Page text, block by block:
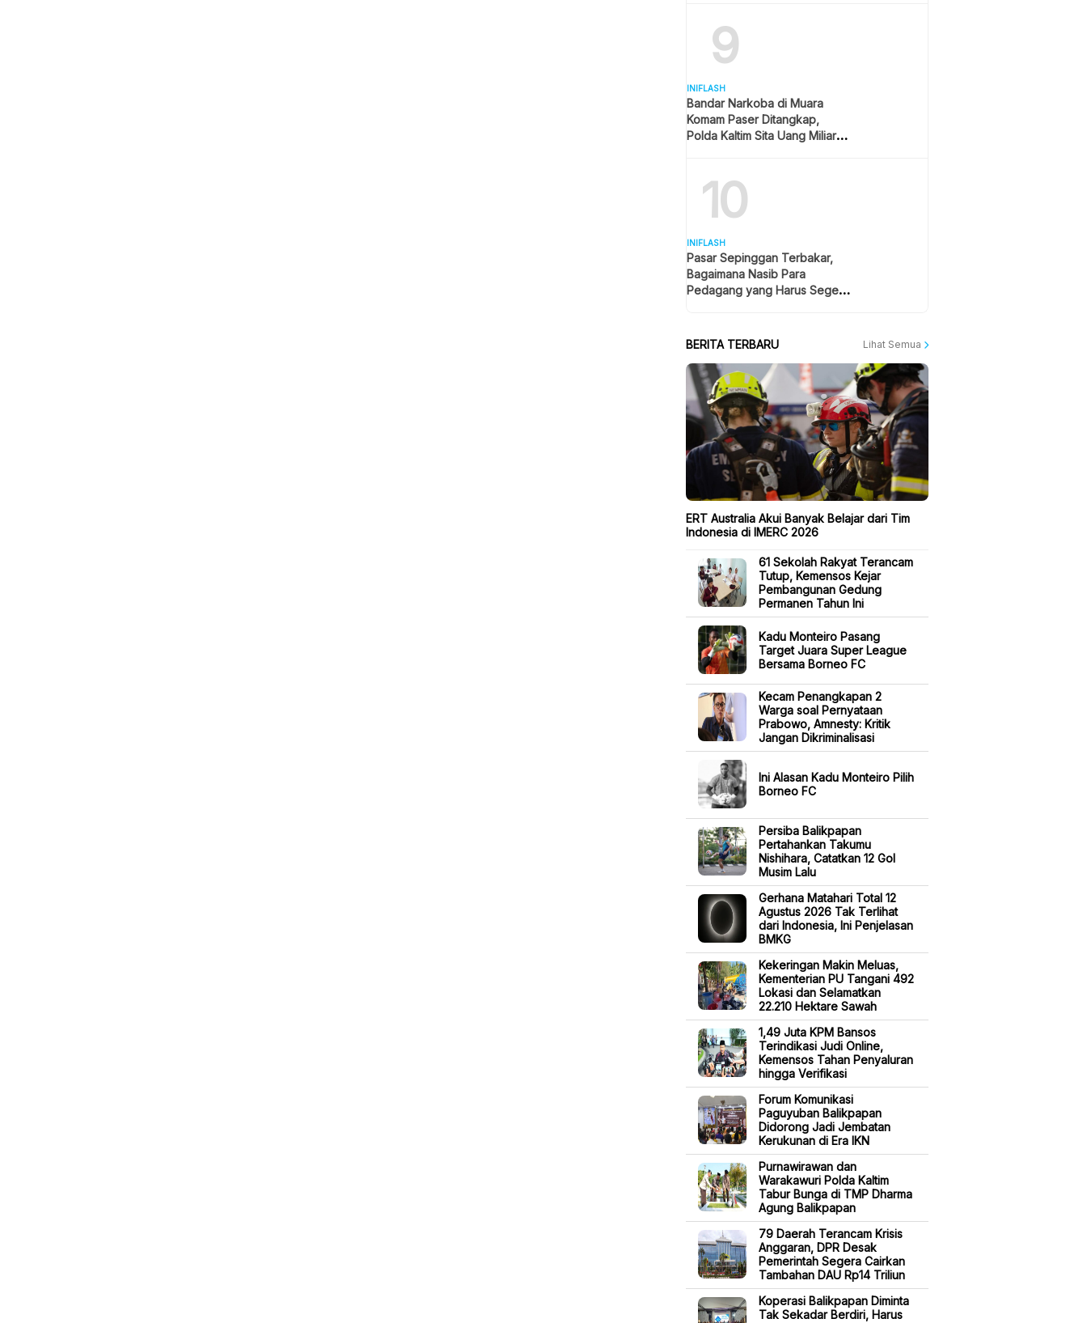
9
INIFLASH
Bandar Narkoba di Muara
Komam Paser Ditangkap,
Polda Kaltim Sita Uang Miliaran
10
INIFLASH
Pasar Sepinggan Terbakar,
Bagaimana Nasib Para
Pedagang yang Harus Segera
BERITA TERBARU Lihat Semua
ERT Australia Akui Banyak Belajar dari Tim
Indonesia di IMERC 2026
61 Sekolah Rakyat Terancam
Tutup, Kemensos Kejar
Pembangunan Gedung
Permanen Tahun Ini
Kadu Monteiro Pasang
Target Juara Super League
Bersama Borneo FC
Kecam Penangkapan 2
Warga soal Pernyataan
Prabowo, Amnesty: Kritik
Jangan Dikriminalisasi
Ini Alasan Kadu Monteiro Pilih
Borneo FC
Persiba Balikpapan
Pertahankan Takumu
Nishihara, Catatkan 12 Gol
Musim Lalu
Gerhana Matahari Total 12
Agustus 2026 Tak Terlihat
dari Indonesia, Ini Penjelasan
BMKG
Kekeringan Makin Meluas,
Kementerian PU Tangani 492
Lokasi dan Selamatkan
22.210 Hektare Sawah
1,49 Juta KPM Bansos
Terindikasi Judi Online,
Kemensos Tahan Penyaluran
hingga Verifikasi
Forum Komunikasi
Paguyuban Balikpapan
Didorong Jadi Jembatan
Kerukunan di Era IKN
Purnawirawan dan
Warakawuri Polda Kaltim
Tabur Bunga di TMP Dharma
Agung Balikpapan
79 Daerah Terancam Krisis
Anggaran, DPR Desak
Pemerintah Segera Cairkan
Tambahan DAU Rp14 Triliun
Koperasi Balikpapan Diminta
Tak Sekadar Berdiri, Harus